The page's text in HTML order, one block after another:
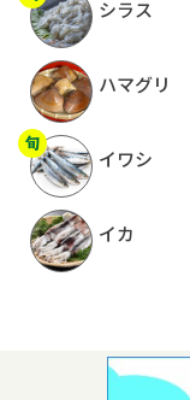
シラス
ハマグリ
イワシ
イカ